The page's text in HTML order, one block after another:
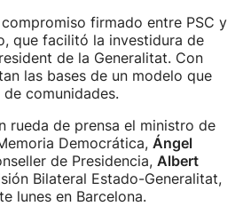
firmado entre PSC y
que facilitó la investidura de
de la Generalitat. Con
las bases de un modelo que
comunidades.
rueda de prensa el ministro de
Democrática, Ángel
de Presidencia, Albert
Bilateral Estado-Generalitat,
lunes en Barcelona.